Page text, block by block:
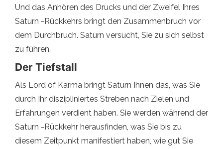
Und das Anhören des Drucks und der Zweifel Ihres
Saturn -Rückkehrs bringt den Zusammenbruch vor
dem Durchbruch. Saturn versucht, Sie zu sich selbst
zu führen.
Der Tiefstall
Als Lord of Karma bringt Saturn Ihnen das, was Sie
durch Ihr diszipliniertes Streben nach Zielen und
Erfahrungen verdient haben. Sie werden während der
Saturn -Rückkehr herausfinden, was Sie bis zu
diesem Zeitpunkt manifestiert haben, wie gut Sie